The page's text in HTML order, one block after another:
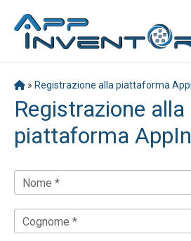
» Registrazione alla piattaforma
Registrazione alla
piattaforma
Nome *
Cognome *